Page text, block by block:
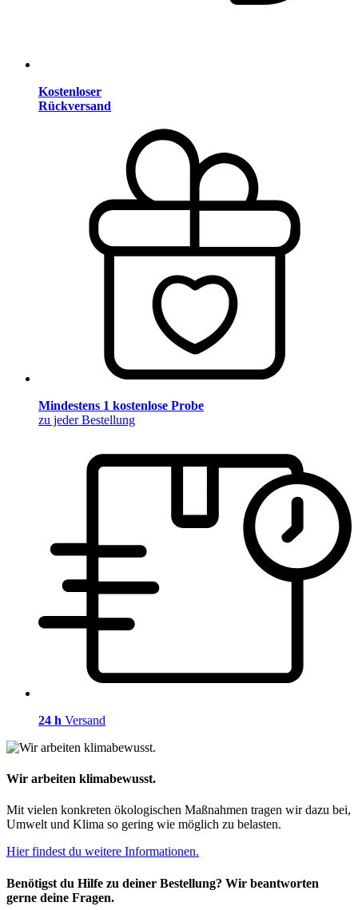
Kostenloser
Rückversand
Mindestens 1 kostenlose Probe
zu jeder Bestellung
24 h Versand
Wir arbeiten klimabewusst.
Mit vielen konkreten ökologischen Maßnahmen tragen wir dazu bei,
Umwelt und Klima so gering wie möglich zu belasten.
Hier findest du weitere Informationen.
Benötigst du Hilfe zu deiner Bestellung? Wir beantworten
gerne deine Fragen.